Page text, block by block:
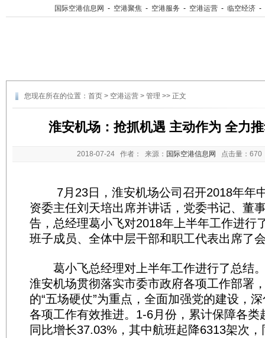
国际空港信息网 - 空港聚焦 - 空港服务 - 空港运营 - 临空经济 -
您现在所在的位置： 首页 > 空港运营 > 管理 >> 正文
淮安机场：抢抓机遇 主动作为 全力
2018-07-24 作者： 来源： 国际空港信息网 点击量：
7月23日，淮安机场公司召开2018年年
资委主任刘天培出席并讲话，党委书记、董
告，总经理葛小飞对2018年上半年工作进行
班子成员、全体中层干部和职工代表出席了
葛小飞总经理对上半年工作进行了总结
淮安机场贯彻落实市委市政府各项工作部署
的“五场硬仗”为重点，全面加强党的建设，
各项工作有效推进。1-6月份，累计保障各类
同比增长37.03%，其中航班起降6313架次